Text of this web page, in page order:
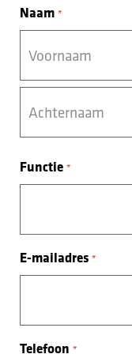
Naam *
Functie *
E-mailadres *
Telefoon *